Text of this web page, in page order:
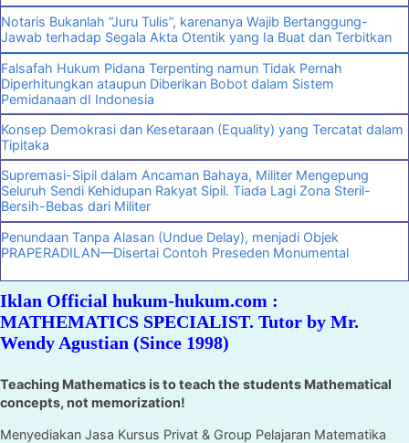
Notaris Bukanlah “Juru Tulis”, karenanya Wajib Bertanggung-
Jawab terhadap Segala Akta Otentik yang Ia Buat dan Terbitkan
Falsafah Hukum Pidana Terpenting namun Tidak Pernah
Diperhitungkan ataupun Diberikan Bobot dalam Sistem
Pemidanaan dI Indonesia
Konsep Demokrasi dan Kesetaraan (Equality) yang Tercatat dalam
Tipitaka
Supremasi-Sipil dalam Ancaman Bahaya, Militer Mengepung
Seluruh Sendi Kehidupan Rakyat Sipil. Tiada Lagi Zona Steril-
Bersih-Bebas dari Militer
Penundaan Tanpa Alasan (Undue Delay), menjadi Objek
PRAPERADILAN—Disertai Contoh Preseden Monumental
Iklan Official hukum-hukum.com :
MATHEMATICS SPECIALIST. Tutor by Mr.
Wendy Agustian (Since 1998)
Teaching Mathematics is to teach the students Mathematical
concepts, not memorization!
Menyediakan Jasa Kursus Privat & Group Pelajaran Matematika